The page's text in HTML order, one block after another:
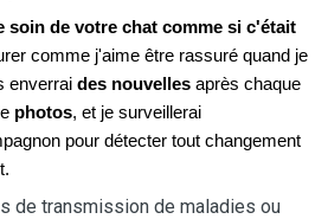
soin de votre chat comme si c'était
comme j'aime être rassuré quand je
enverrai des nouvelles après chaque
photos, et je surveillerai
pour détecter tout changement
de transmission de maladies ou